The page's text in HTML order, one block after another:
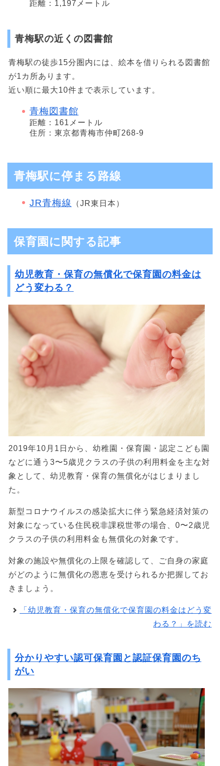
距離：1,197メートル
青梅駅の近くの図書館
青梅駅の徒歩15分圏内には、絵本を借りられる図書館
が1カ所あります。
近い順に最大10件まで表示しています。
青梅図書館
距離：161メートル
住所：東京都青梅市仲町268-9
青梅駅に停まる路線
JR青梅線 （JR東日本）
保育園に関する記事
幼児教育・保育の無償化で保育園の料金は
どう変わる？
2019年10月1日から、幼稚園・保育園・認定こども園
などに通う3〜5歳児クラスの子供の利用料金を主な対
象として、幼児教育・保育の無償化がはじまりまし
た。
新型コロナウイルスの感染拡大に伴う緊急経済対策の
対象になっている住民税非課税世帯の場合、0〜2歳児
クラスの子供の利用料金も無償化の対象です。
対象の施設や無償化の上限を確認して、ご自身の家庭
がどのように無償化の恩恵を受けられるか把握してお
きましょう。
「幼児教育・保育の無償化で保育園の料金はどう変
わる？」を読む
分かりやすい認可保育園と認証保育園のち
がい